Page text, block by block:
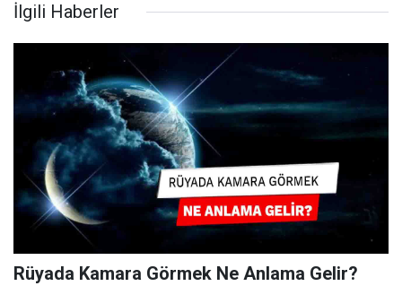
İlgili Haberler
Rüyada Kamara Görmek Ne Anlama Gelir?